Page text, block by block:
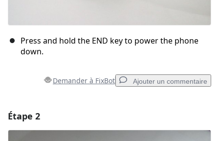
Press and hold the END key to power the phone
down.
Demander à FixBot Ajouter un commentaire
Étape 2